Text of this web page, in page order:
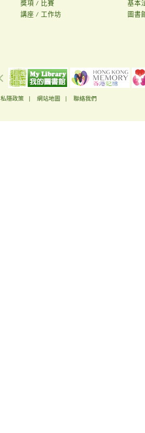
獎項 / 比賽
講座 / 工作坊
基本
圖書
私隱政策 網站地圖 聯絡我們